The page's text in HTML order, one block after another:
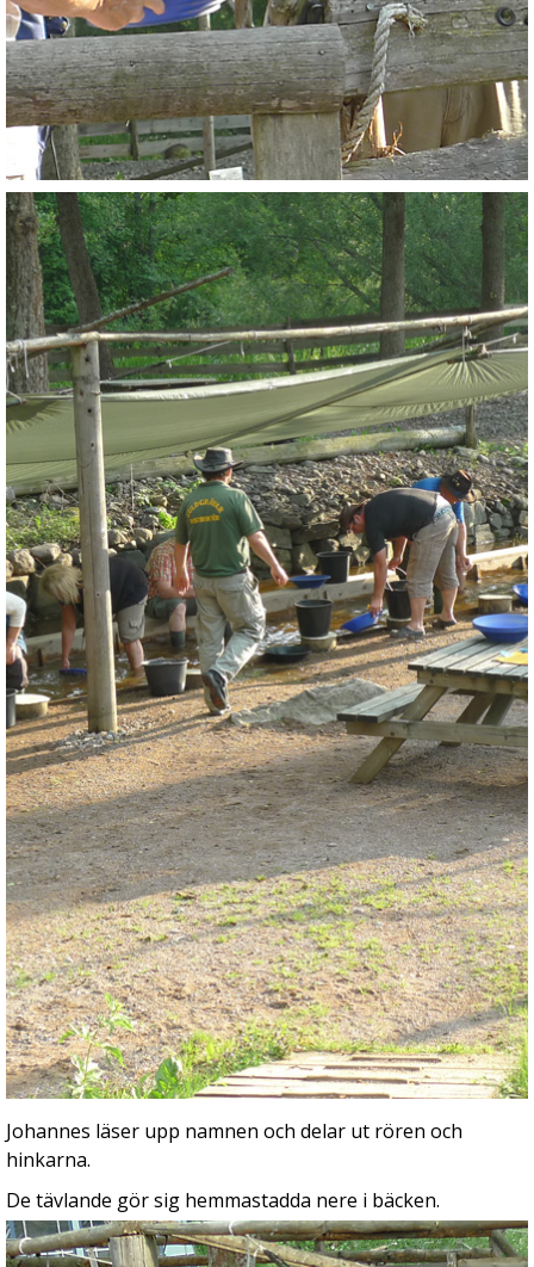
Johannes läser upp namnen och delar ut rören och
hinkarna.
De tävlande gör sig hemmastadda nere i bäcken.